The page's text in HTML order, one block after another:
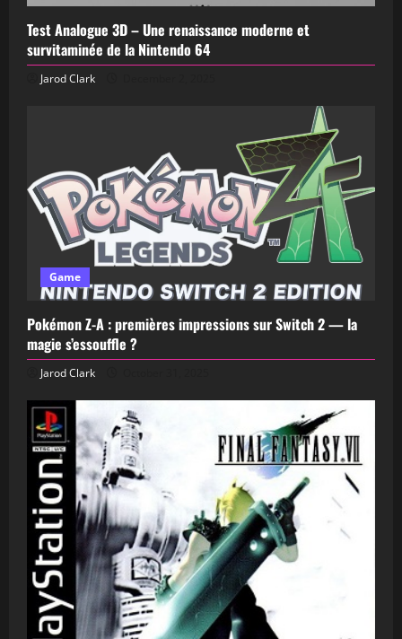
Test Analogue 3D – Une renaissance moderne et
survitaminée de la Nintendo 64
Jarod Clark
Game
Pokémon Z-A : premières impressions sur Switch 2 — la
magie s’essouffle ?
Jarod Clark